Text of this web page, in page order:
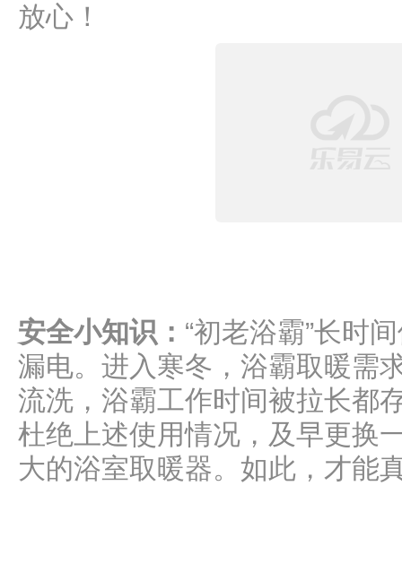
放心！
安全小知识： “初老浴霸”长时
漏电。进入寒冬，浴霸取暖需
流洗，浴霸工作时间被拉长都
杜绝上述使用情况，及早更换
大的浴室取暖器。如此，才能